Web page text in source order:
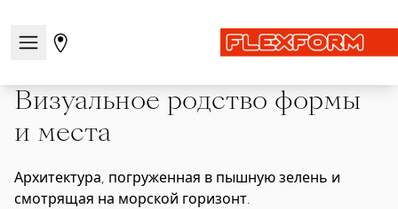
Открыть/закрыть меню навигации
Перейти на страницу магазинов
Episodes / Outdoor |
Visual affinities between form and place
Визуальное родство формы
и места
Архитектура, погруженная в пышную зелень и
смотрящая на морской горизонт.